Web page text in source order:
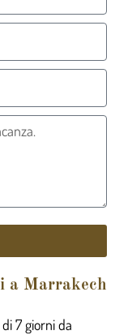
a Marrakech
7 giorni da